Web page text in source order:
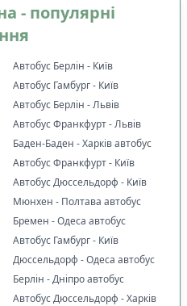
- популярні
Автобус Берлін - Київ
Автобус Гамбург - Київ
Автобус Берлін - Львів
Автобус Франкфурт - Львів
Баден-Баден - Харків автобус
Автобус Франкфурт - Київ
Автобус Дюссельдорф - Київ
Мюнхен - Полтава автобус
Бремен - Одеса автобус
Автобус Гамбург - Київ
Дюссельдорф - Одеса автобус
Берлін - Дніпро автобус
Автобус Дюссельдорф - Харків